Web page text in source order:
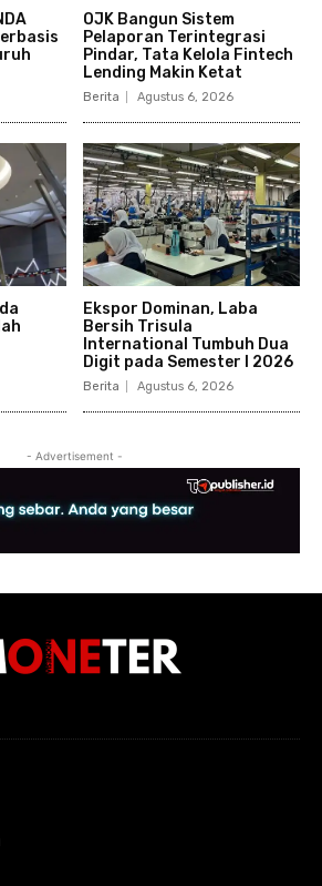
OJK Bangun Sistem
Pelaporan Terintegrasi
Pindar, Tata Kelola Fintech
Lending Makin Ketat
Berita Agustus 6, 2026
Ekspor Dominan, Laba
Bersih Trisula
International Tumbuh Dua
Digit pada Semester I 2026
Berita Agustus 6, 2026
- Advertisement -